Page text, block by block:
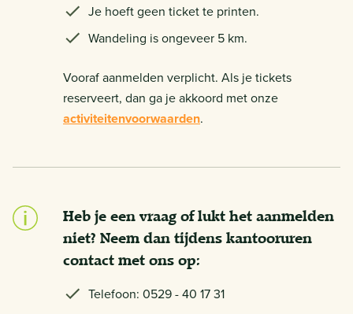
Je hoeft geen ticket te printen.
Wandeling is ongeveer 5 km.
Vooraf aanmelden verplicht. Als je tickets
reserveert, dan ga je akkoord met onze
activiteitenvoorwaarden.
Heb je een vraag of lukt het aanmelden
niet? Neem dan tijdens kantooruren
contact met ons op:
Telefoon: 0529 - 40 17 31